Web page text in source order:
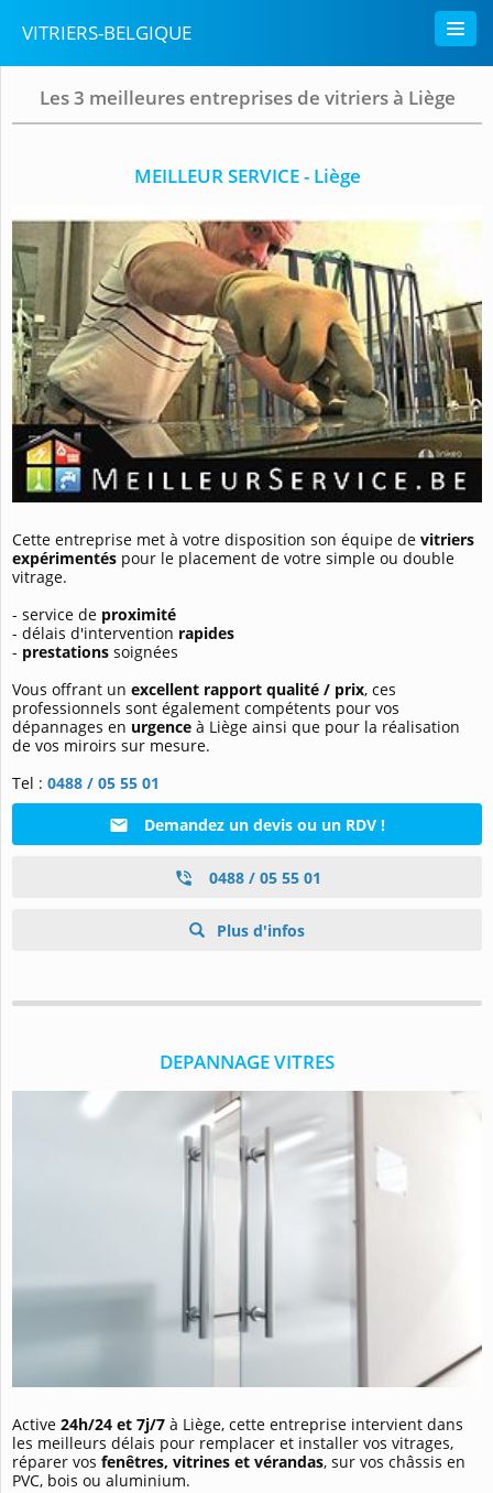
VITRIERS-BELGIQUE
Les 3 meilleures entreprises de vitriers à Liège
MEILLEUR SERVICE - Liège
Cette entreprise met à votre disposition son équipe de vitriers
expérimentés pour le placement de votre simple ou double
vitrage.
- service de proximité
- délais d'intervention rapides
- prestations soignées
Vous offrant un excellent rapport qualité / prix, ces
professionnels sont également compétents pour vos
dépannages en urgence à Liège ainsi que pour la réalisation
de vos miroirs sur mesure.
Tel : 0488 / 05 55 01
Demandez un devis ou un RDV !
0488 / 05 55 01
Plus d'infos
DEPANNAGE VITRES
Active 24h/24 et 7j/7 à Liège, cette entreprise intervient dans
les meilleurs délais pour remplacer et installer vos vitrages,
réparer vos fenêtres, vitrines et vérandas, sur vos châssis en
PVC, bois ou aluminium.